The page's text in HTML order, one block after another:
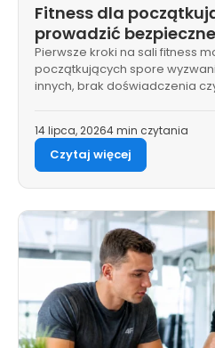
Fitness dla
prowadzić
zajęcia fitness?
Pierwsze kroki na sali fitness
początkujących spore
innych, brak doświadczenia
14 lipca, 20264 min czytania
Czytaj więcej